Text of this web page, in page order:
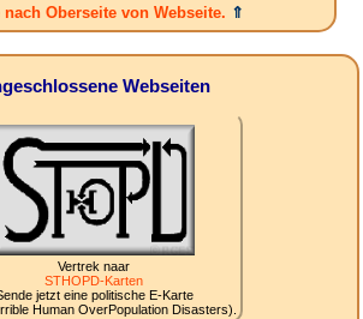
nach Oberseite von Webseite. ⇑
Webseiten
Vertrek naar
STHOPD-Karten
jetzt eine politische E-Karte
Human OverPopulation Disasters).